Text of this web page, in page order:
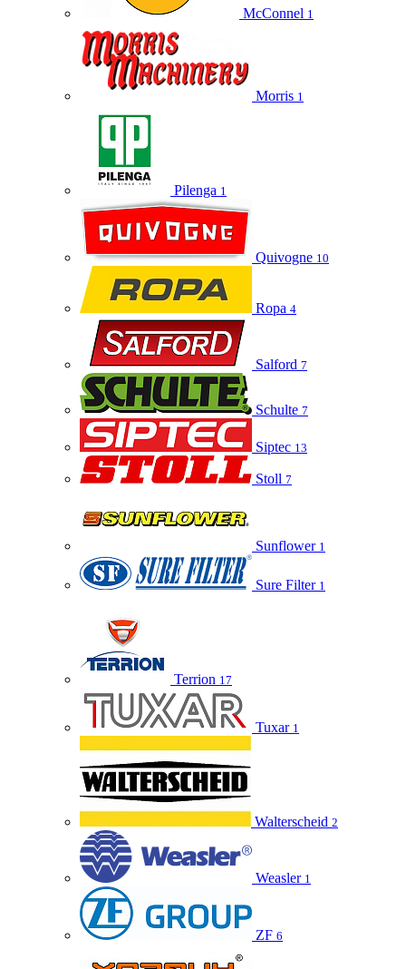
McConnel 1
Morris 1
Pilenga 1
Quivogne 10
Ropa 4
Salford 7
Schulte 7
Siptec 13
Stoll 7
Sunflower 1
Sure Filter 1
Terrion 17
Tuxar 1
Walterscheid 2
Weasler 1
ZF 6